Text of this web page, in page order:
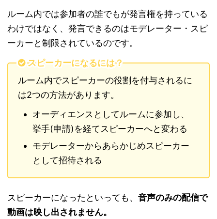
ルーム内では参加者の誰でもが発言権を持っている
わけではなく、発言できるのはモデレーター・スピ
ーカーと制限されているのです。
スピーカーになるには？
ルーム内でスピーカーの役割を付与されるに
は2つの方法があります。
オーディエンスとしてルームに参加し、
挙手(申請)を経てスピーカーへと変わる
モデレーターからあらかじめスピーカー
として招待される
スピーカーになったといっても、 音声のみの配信で
動画は映し出されません。